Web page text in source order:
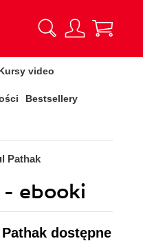
video
Bestsellery
Pathak
ebooki
dostępne